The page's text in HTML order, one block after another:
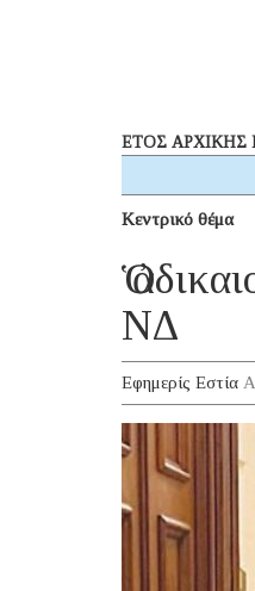
ΕΤΟΣ ΑΡΧΙΚΗΣ
Κεντρικό θέμα
Ὁ
ΝΔ
Εφημερίς Εστία